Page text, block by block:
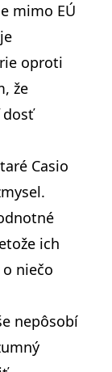
mimo EÚ
oproti
že
dosť
Casio
ich
niečo
nepôsobí